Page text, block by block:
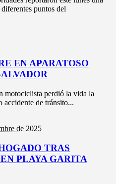
puntos del
EN APARATOSO
motociclista perdió la vida la
accidente de tránsito...
de 2025
TRAS
PLAYA GARITA